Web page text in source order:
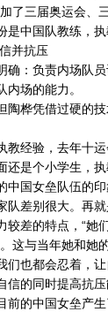
了三届奥运会、
中国队教练，执
并抗压
：负责内场队员
场的能力。
桦凭借过硬的技
经验，去年十运
是个小学生，执
国女垒队伍的印
队差别很大。再
较差的特点，“她
这与当年她和她
也都会忍着，让
的同时提高抗压
的中国女垒产生